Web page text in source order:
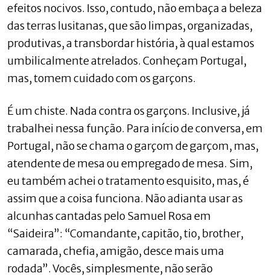
efeitos nocivos. Isso, contudo, não embaça a beleza
das terras lusitanas, que são limpas, organizadas,
produtivas, a transbordar história, à qual estamos
umbilicalmente atrelados. Conheçam Portugal,
mas, tomem cuidado com os garçons.
É um chiste. Nada contra os garçons. Inclusive, já
trabalhei nessa função. Para início de conversa, em
Portugal, não se chama o garçom de garçom, mas,
atendente de mesa ou empregado de mesa. Sim,
eu também achei o tratamento esquisito, mas, é
assim que a coisa funciona. Não adianta usar as
alcunhas cantadas pelo Samuel Rosa em
“Saideira”: “Comandante, capitão, tio, brother,
camarada, chefia, amigão, desce mais uma
rodada”. Vocês, simplesmente, não serão